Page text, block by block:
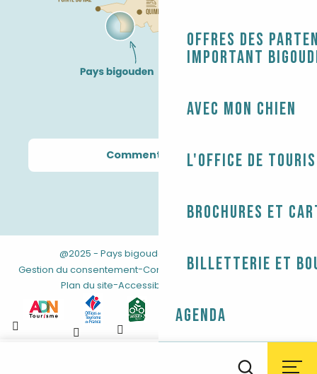
Offres des
Important
Avec mon chien
L'Office de
Brochures et
Billetterie et
Agenda
Comment venir ?
@2025 - Pays bigouden Mentions légales
Gestion du consentement-Conditions générales de vente
-
Plan du site-Accessibilité : non conforme